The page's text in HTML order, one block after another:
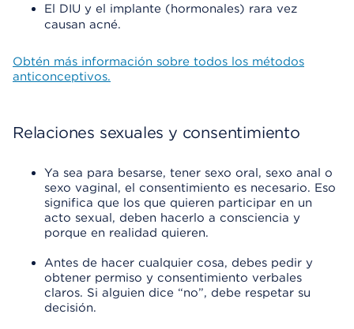
El DIU y el implante (hormonales) rara vez
causan acné.
Obtén más información sobre todos los métodos
anticonceptivos.
Relaciones sexuales y consentimiento
Ya sea para besarse, tener sexo oral, sexo anal o
sexo vaginal, el consentimiento es necesario. Eso
significa que los que quieren participar en un
acto sexual, deben hacerlo a consciencia y
porque en realidad quieren.
Antes de hacer cualquier cosa, debes pedir y
obtener permiso y consentimiento verbales
claros. Si alguien dice “no”, debe respetar su
decisión.